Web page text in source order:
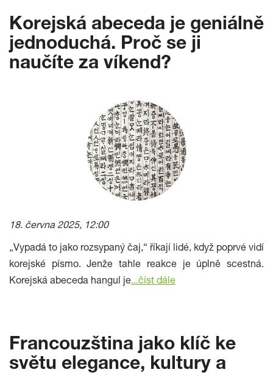
Korejská abeceda je geniálně
jednoduchá. Proč se ji
naučíte za víkend?
18. června 2025, 12:00
„Vypadá to jako rozsypaný čaj,“ říkají lidé, když poprvé vidí
korejské písmo. Jenže tahle reakce je úplně scestná.
Korejská abeceda hangul je...číst dále
Francouzština jako klíč ke
světu elegance, kultury a